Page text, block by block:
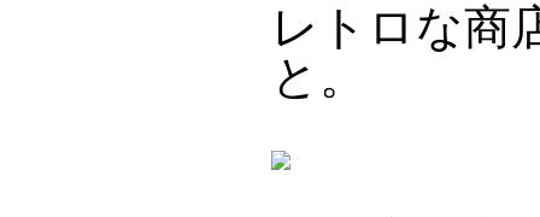
レトロな商
と。